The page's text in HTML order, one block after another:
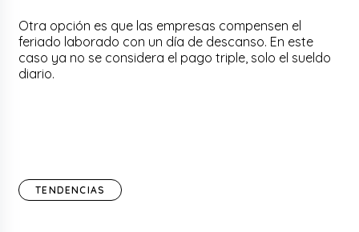
Otra opción es que las empresas compensen el
feriado laborado con un día de descanso. En este
caso ya no se considera el pago triple, solo el sueldo
diario.
TENDENCIAS